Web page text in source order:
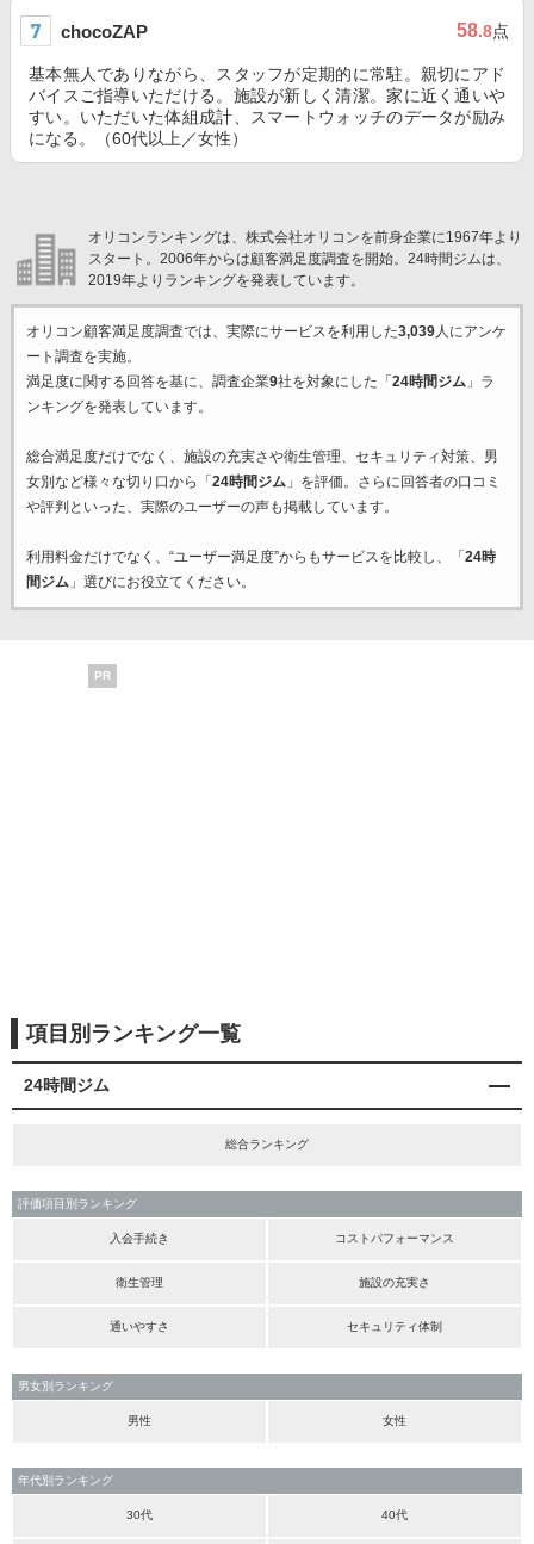
chocoZAP 58.8点
基本無人でありながら、スタッフが定期的に常駐。親切にアド
バイスご指導いただける。施設が新しく清潔。家に近く通いや
すい。いただいた体組成計、スマートウォッチのデータが励み
になる。（60代以上／女性）
オリコンランキングは、株式会社オリコンを前身企業に1967年より
スタート。2006年からは顧客満足度調査を開始。24時間ジムは、
2019年よりランキングを発表しています。
オリコン顧客満足度調査では、実際にサービスを利用した3,039人にアンケ
ート調査を実施。
満足度に関する回答を基に、調査企業9社を対象にした「 24時間ジム」ラ
ンキングを発表しています。
総合満足度だけでなく、施設の充実さや衛生管理、セキュリティ対策、男
女別など様々な切り口から「 24時間ジム」を評価。さらに回答者の口コミ
や評判といった、実際のユーザーの声も掲載しています。
利用料金だけでなく、“ユーザー満足度”からもサービスを比較し、「 24時
間ジム」選びにお役立てください。
PR
項目別ランキング一覧
24時間ジム
総合ランキング
評価項目別ランキング
入会手続き コストパフォーマンス
衛生管理 施設の充実さ
通いやすさ セキュリティ体制
男女別ランキング
男性 女性
年代別ランキング
30代 40代